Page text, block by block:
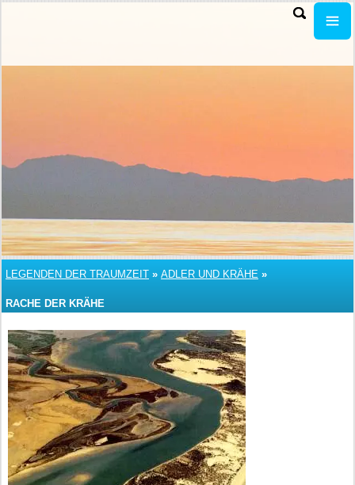
LEGENDEN DER TRAUMZEIT » ADLER UND KRÄHE »
RACHE DER KRÄHE